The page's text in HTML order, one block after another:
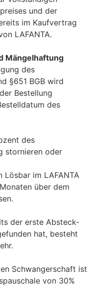
und der
im Kaufvertrag
LAFANTA.
Mängelhaftung
des
§651 BGB wird
Bestellung
des
des
stornieren oder
Lösbar im LAFANTA
über dem
der erste Absteck-
hat, besteht
Schwangerschaft ist
von 30%